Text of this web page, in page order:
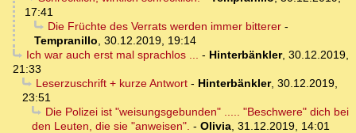
17:41
Die Früchte des Verrats werden immer bitterer-
Tempranillo 30.12.2019, 19:14
Ich war auch erst mal sprachlos ...
- Hinterbänkler, 30.12.2019,
21:33
Leserzuschrift + kurze Antwort- Hinterbänkler, 30.12.2019,
23:51
Die Polizei ist "weisungsgebunden" ..... "Beschwere" dich bei
den Leuten, die sie "anweisen". - Olivia 31.12.2019, 14:01